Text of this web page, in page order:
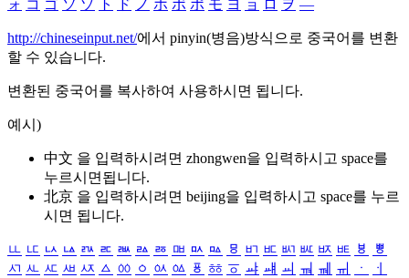
ォ コ ゴ ソ ゾ ト ド ノ ホ ボ ポ モ ヨ ョ ロ ヲ ―
http://chineseinput.net/에서 pinyin(병음)방식으로 중국어를 변환
할 수 있습니다.
변환된 중국어를 복사하여 사용하시면 됩니다.
예시)
中文 을 입력하시려면 zhongwen을 입력하시고 space를
누르시면됩니다.
北京 을 입력하시려면 beijing을 입력하시고 space를 누르
시면 됩니다.
ㅥ ㅦ ㅧ ㅨ ㅩ ㅪ ㅫ ㅬ ㅭ ㅮ ㅯ ㅰ ㅱ ㅲ ㅳ ㅴ ㅵ ㅶ ㅷ ㅸ
ㅹ
ㅺ ㅻ ㅼ ㅽ ㅾ ㅿ ㆀ ㆁ ㆂ ㆃ ㆄ ㆅ ㆆ ㆇ ㆈ ㆉ ㆊ ㆋ ㆌ ㆍ
ㆎ